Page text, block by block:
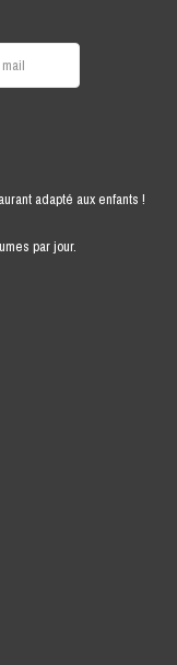
adapté aux enfants !
par jour.